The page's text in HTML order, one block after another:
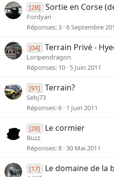
[2B] Sortie en Corse
Fordyan
Réponses 3 6 Septembre
[04] Terrain Privé -
Loripendragon
Réponses 10 5 Juin 2011
[91] Terrain?
Sebj73
Réponses 6 1 Juin 2011
[28] Le cormier
Buzz
Réponses 8 30 Mai 2011
[17] Le domaine de la